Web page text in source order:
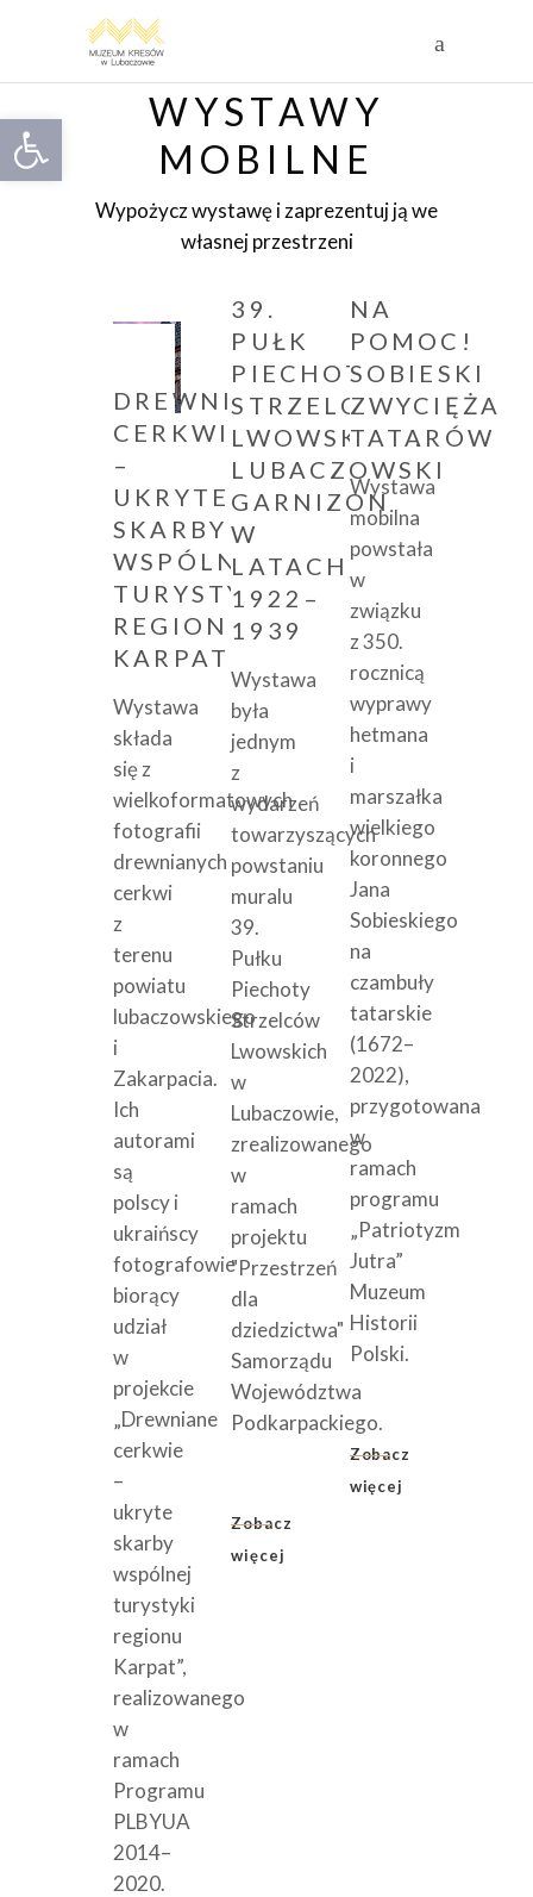
Otwórz pasek narzędzi
WYSTAWY
MOBILNE
Wypożycz wystawę i zaprezentuj ją we
własnej przestrzeni
DREWNIANE
CERKWIE
–
UKRYTE
SKARBY
WSPÓLNEJ
TURYSTYKI
REGIONU
KARPAT
Wystawa
składa
się z
wielkoformatowych
fotografii
drewnianych
cerkwi
z
terenu
powiatu
lubaczowskiego
i
Zakarpacia.
Ich
autorami
są
polscy i
ukraińscy
fotografowie
biorący
udział
w
projekcie
„Drewniane
cerkwie
–
ukryte
skarby
wspólnej
turystyki
regionu
Karpat”,
realizowanego
w
ramach
Programu
PLBYUA
2014–
2020.
39.
PUŁK
PIECHOTY
STRZELCÓW
LWOWSKICH.
LUBACZOWSKI
GARNIZON
W
LATACH
1922–
1939
Wystawa
była
jednym
z
wydarzeń
towarzyszących
powstaniu
muralu
39.
Pułku
Piechoty
Strzelców
Lwowskich
w
Lubaczowie,
zrealizowanego
w
ramach
projektu
"Przestrzeń
dla
dziedzictwa"
Samorządu
Województwa
Podkarpackiego.
Zobacz
więcej
NA
POMOC!
SOBIESKI
ZWYCIĘŻA
TATARÓW
Wystawa
mobilna
powstała
w
związku
z 350.
rocznicą
wyprawy
hetmana
i
marszałka
wielkiego
koronnego
Jana
Sobieskiego
na
czambuły
tatarskie
(1672–
2022),
przygotowana
w
ramach
programu
„Patriotyzm
Jutra”
Muzeum
Historii
Polski.
Zobacz
więcej